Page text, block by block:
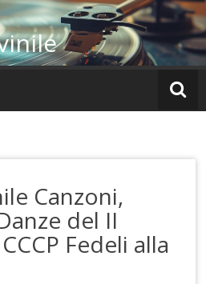
Canzoni,
del II
Fedeli alla